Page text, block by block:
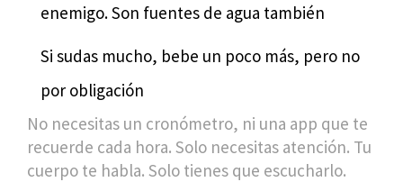
enemigo. Son fuentes de agua también
Si sudas mucho, bebe un poco más, pero no
por obligación
No necesitas un cronómetro, ni una app que te
recuerde cada hora. Solo necesitas atención. Tu
cuerpo te habla. Solo tienes que escucharlo.